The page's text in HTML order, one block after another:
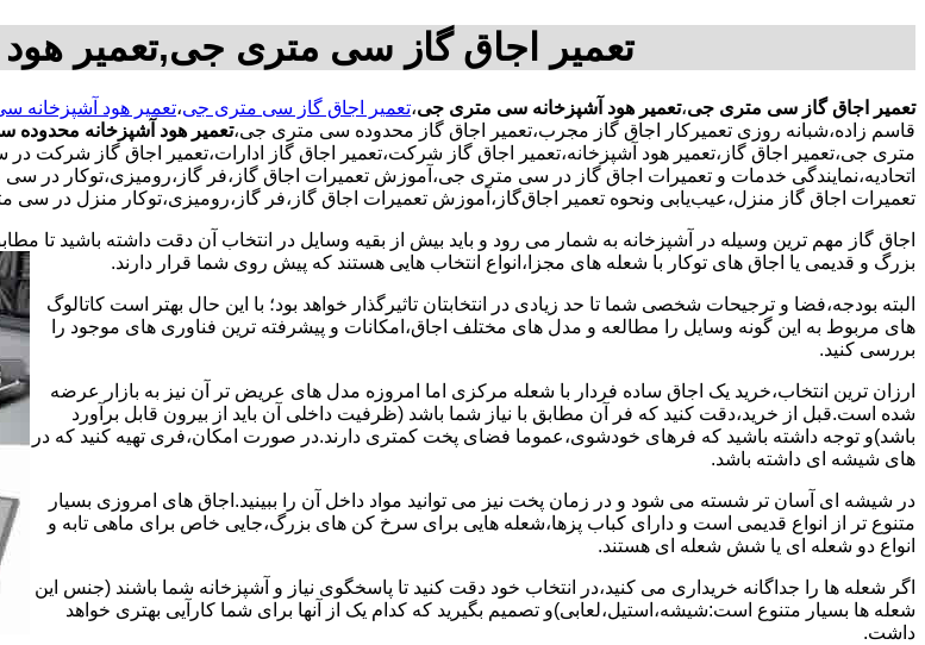
تعمیر اجاق گاز سی متری جی,تعمیر
تعمیر اجاق گاز سی متری جی،تعمیر هود آشپزخانه سی متری جی،تعمیر اجاق گاز سی متری جی،تعمیر هود آشپزخانه
قاسم زاده،شبانه روزی تعمیرکار اجاق گاز مجرب،تعمیر اجاق گاز محدوده سی متری جی،تعمیر هود آشپزخانه
متری جی،تعمیر اجاق گاز،تعمیر هود آشپزخانه،تعمیر اجاق گاز شرکت،تعمیر اجاق گاز ادارات،تعمیر اجاق گاز شرکت
اتحادیه،نمایندگی خدمات و تعمیرات اجاق گاز در سی متری جی،آموزش تعمیرات اجاق گاز،فر گاز،رومیزی،توکار در
تعمیرات اجاق گاز منزل،عیب‌یابی ونحوه تعمیر اجاق‌گاز،آموزش تعمیرات اجاق گاز،فر گاز،رومیزی،توکار منزل در سی
اجاق گاز مهم ترین وسیله در آشپزخانه به شمار می رود و باید بیش از بقیه وسایل در انتخاب آن دقت داشته باشید تا
بزرگ و قدیمی یا اجاق های توکار با شعله های مجزا،انواع انتخاب هایی هستند که پیش روی شما قرار دارند.
البته بودجه،فضا و ترجیحات شخصی شما تا حد زیادی در انتخابتان تاثیرگذار خواهد بود؛ با این حال بهتر است کاتالوگ
های مربوط به این گونه وسایل را مطالعه و مدل های مختلف اجاق،امکانات و پیشرفته ترین فناوری های موجود را
بررسی کنید.
ارزان ترین انتخاب،خرید یک اجاق ساده فردار با شعله مرکزی اما امروزه مدل های عریض تر آن نیز به بازار عرضه
شده است.قبل از خرید،دقت کنید که فر آن مطابق با نیاز شما باشد (ظرفیت داخلی آن باید از بیرون قابل برآورد
باشد)و توجه داشته باشید که فرهای خودشوی،عموما فضای پخت کمتری دارند.در صورت امکان،فری تهیه کنید که در
های شیشه ای داشته باشد.
در شیشه ای آسان تر شسته می شود و در زمان پخت نیز می توانید مواد داخل آن را ببینید.اجاق های امروزی بسیار
متنوع تر از انواع قدیمی است و دارای کباب پزها،شعله هایی برای سرخ کن های بزرگ،جایی خاص برای ماهی تابه و
انواع دو شعله ای یا شش شعله ای هستند.
اگر شعله ها را جداگانه خریداری می کنید،در انتخاب خود دقت کنید تا پاسخگوی نیاز و آشپزخانه شما باشند (جنس این
شعله ها بسیار متنوع است:شیشه،استیل،لعابی)و تصمیم بگیرید که کدام یک از آنها برای شما کارآیی بهتری خواهد
داشت.